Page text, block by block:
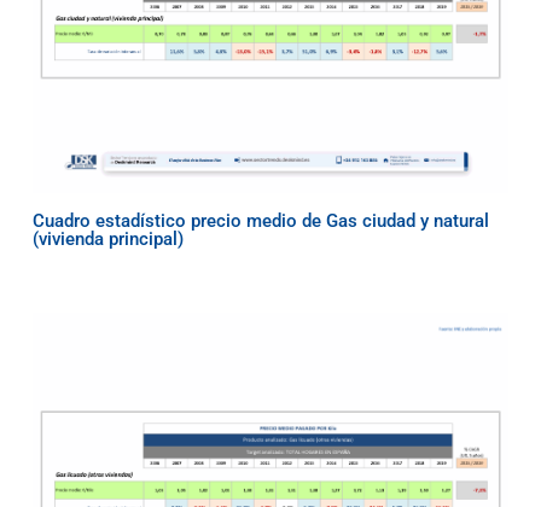
Cuadro estadístico precio medio de Gas ciudad y natural
(vivienda principal)